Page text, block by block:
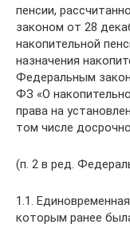
пенсии,
законом от 28
накопительной
назначения
Федеральным
ФЗ «О
права на
том числе
(п. 2 в ред.
1.1.
которым ранее